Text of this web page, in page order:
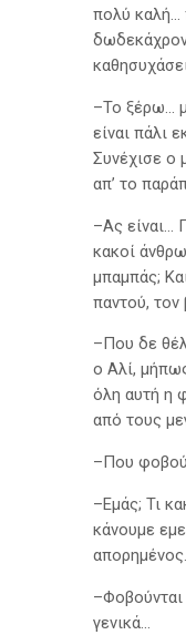
πολύ
–Το ξέρω…
είναι πάλι
Συνέχισε ο
απ’ το
–Ας είναι…
κακοί
μπαμπάς;
παντού, τον
–Που δε
ο Αλί, μήπως
όλη αυτή η
από τους
–Που
–Εμάς; Τι
κάνουμε
απορημένος.
–Φοβούνται
γενικά…